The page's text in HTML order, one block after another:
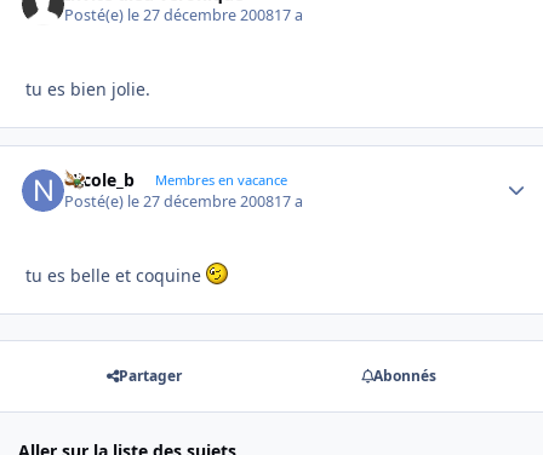
Posté(e) le 27 décembre 200817 a
tu es bien jolie.
Nicole_b Membres en vacance
Posté(e) le 27 décembre 200817 a
tu es belle et coquine
Partager Abonnés
Aller sur la liste des sujets